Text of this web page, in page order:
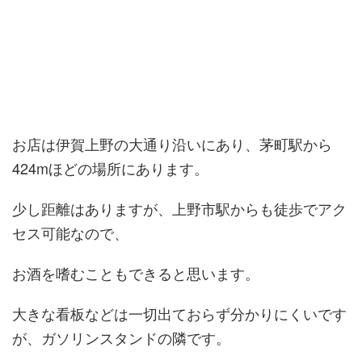
お店は伊賀上野の大通り沿いにあり、茅町駅から
424mほどの場所にあります。
少し距離はありますが、上野市駅からも徒歩でアク
セス可能なので、
お酒を嗜むこともできると思います。
大きな看板などは一切出ておらず分かりにくいです
が、ガソリンスタンドの隣です。